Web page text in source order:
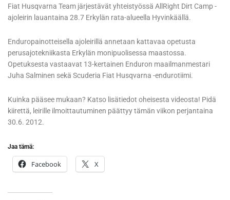
Fiat Husqvarna Team järjestävät yhteistyössä AllRight Dirt Camp -
ajoleirin lauantaina 28.7 Erkylän rata-alueella Hyvinkäällä.
Enduropainotteisella ajoleirillä annetaan kattavaa opetusta
perusajotekniikasta Erkylän monipuolisessa maastossa.
Opetuksesta vastaavat 13-kertainen Enduron maailmanmestari
Juha Salminen sekä Scuderia Fiat Husqvarna -endurotiimi.
Kuinka pääsee mukaan? Katso lisätiedot oheisesta videosta! Pidä
kiirettä, leirille ilmoittautuminen päättyy tämän viikon perjantaina
30.6. 2012.
Jaa tämä:
Facebook X